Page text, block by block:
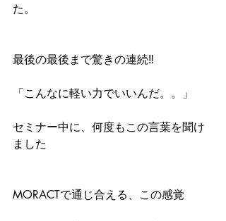
た。
最後の最後まで驚きの連続‼
「こんなに軽い力でいいんだ。。」
セミナー中に、何度もこの言葉を聞け
ました
MORACTで通じ合える、この感覚